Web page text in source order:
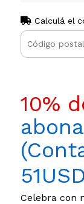
Calculá el
10%
Celebra con